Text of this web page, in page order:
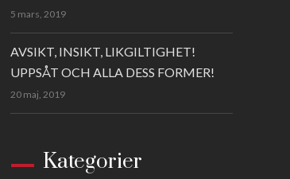
5 mars, 2019
AVSIKT, INSIKT, LIKGILTIGHET!
UPPSÅT OCH ALLA DESS FORMER!
20 maj, 2019
Kategorier